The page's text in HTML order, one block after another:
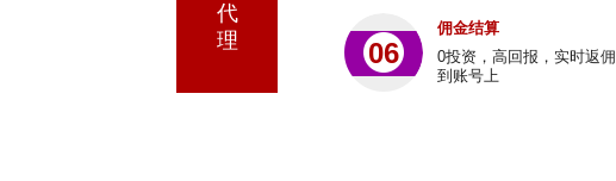
代
理
06
佣金结算
0投资，高回报，实时返佣
到账号上